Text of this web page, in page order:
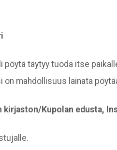
pöytä täytyy tuoda itse
on mahdollisuus lainata
kirjaston/Kupolan edusta,